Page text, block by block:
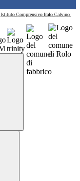
Istituto Comprensivo Italo Calvino